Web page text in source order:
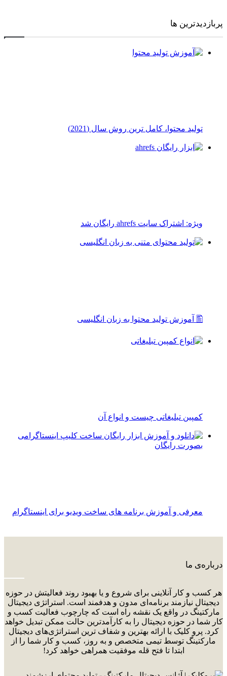
پربازدیدترین ها
توليد محتوا، کامل ترین روش سال (2021)
ویژه: اشتراک سایت ahrefs رایگان شد
🖺 آموزش تولید محتوا به زبان انگلیسی
کمپین تبلیغاتی چیست و انواع آن
معرفی و آموزش برنامه های ساخت ویدیو برای اینستاگرام
درباره‌ی ما
هر کسب و کار آنلاینی برای شروع و یا بهبود روند فعالیتش در حوزه
دیجیتال نیازمند برنامه‌ای مدون و هدفمند است. استراتژی دیجیتال
مارکتینگ در واقع یک نقشه راه است که چارچوب فعالیت کسب و
کار شما در حوزه دیجیتال را به کارآمدترین حالت ممکن تبدیل خواهد
کرد. پرو کلیک با ارائه بهترین و شفاف ترین استراتژی‌های دیجیتال
مارکتینگ توسط تیمی متخصص و به روز، کسب و کار شما را از
ابتدا تا فتح قله موفقیت همراهی خواهد کرد!